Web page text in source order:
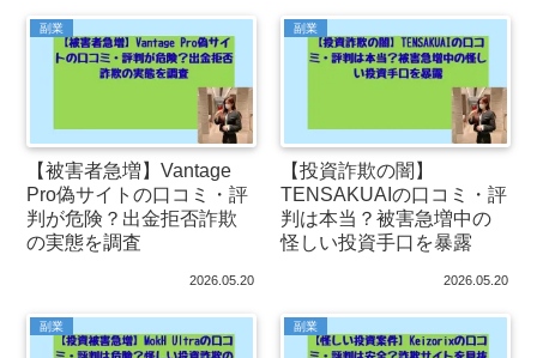
副業
【被害者急増】Vantage
Pro偽サイトの口コミ・評
判が危険？出金拒否詐欺
の実態を調査
2026.05.20
副業
【投資詐欺の闇】
TENSAKUAIの口コミ・評
判は本当？被害急増中の
怪しい投資手口を暴露
2026.05.20
副業 副業